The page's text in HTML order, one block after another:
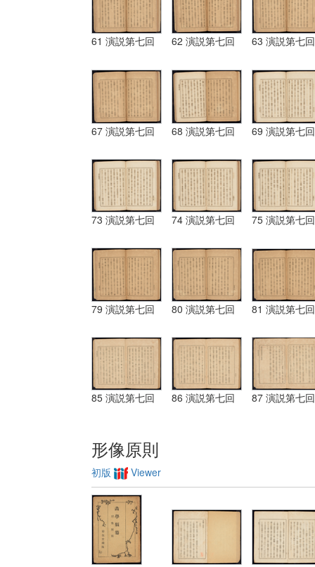
61 演説第七回 62 演説第七回 63 演説第七回
67 演説第七回 68 演説第七回 69 演説第七回
73 演説第七回 74 演説第七回 75 演説第七回
79 演説第七回 80 演説第七回 81 演説第七回
85 演説第七回 86 演説第七回 87 演説第七回
形像原則
初版 Viewer